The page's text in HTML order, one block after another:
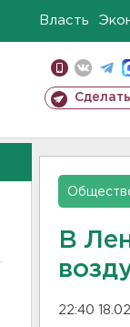
Власть
В
22:40